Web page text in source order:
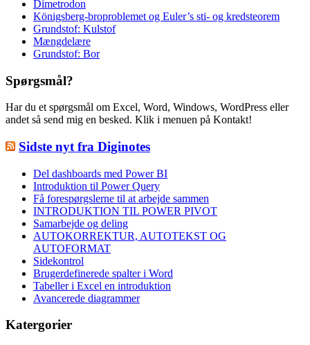
Dimetrodon
Königsberg-broproblemet og Euler’s sti- og kredsteorem
Grundstof: Kulstof
Mængdelære
Grundstof: Bor
Spørgsmål?
Har du et spørgsmål om Excel, Word, Windows, WordPress eller
andet så send mig en besked. Klik i menuen på Kontakt!
Sidste nyt fra Diginotes
Del dashboards med Power BI
Introduktion til Power Query
Få forespørgslerne til at arbejde sammen
INTRODUKTION TIL POWER PIVOT
Samarbejde og deling
AUTOKORREKTUR, AUTOTEKST OG
AUTOFORMAT
Sidekontrol
Brugerdefinerede spalter i Word
Tabeller i Excel en introduktion
Avancerede diagrammer
Katergorier